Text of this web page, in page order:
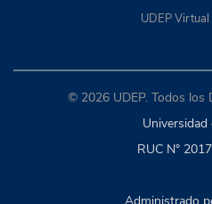
UDEP Virtual
© 2026 UDEP. Todos los
Universidad
RUC N°